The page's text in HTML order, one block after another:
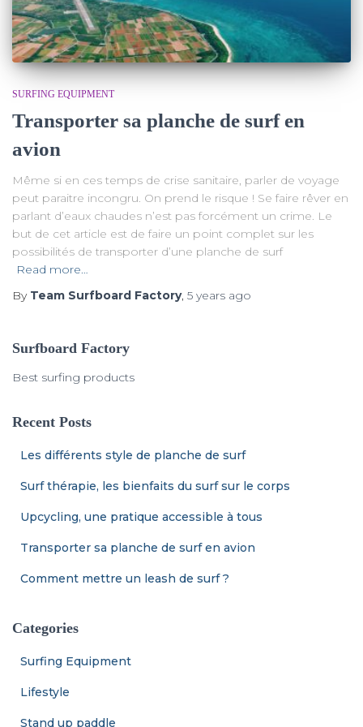
SURFING EQUIPMENT
Transporter sa planche de surf en
avion
Même si en ces temps de crise sanitaire, parler de voyage
peut paraitre incongru. On prend le risque ! Se faire rêver en
parlant d’eaux chaudes n’est pas forcément un crime. Le
but de cet article est de faire un point complet sur les
possibilités de transporter d’une planche de surf
Read more…
By Team Surfboard Factory, 5 years ago
Surfboard Factory
Best surfing products
Recent Posts
Les différents style de planche de surf
Surf thérapie, les bienfaits du surf sur le corps
Upcycling, une pratique accessible à tous
Transporter sa planche de surf en avion
Comment mettre un leash de surf ?
Categories
Surfing Equipment
Lifestyle
Stand up paddle